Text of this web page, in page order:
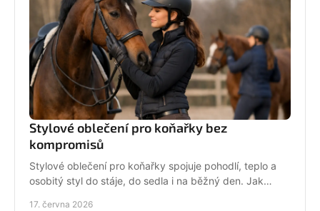
Stylové oblečení pro koňařky bez
kompromisů
Stylové oblečení pro koňařky spojuje pohodlí, teplo a
osobitý styl do stáje, do sedla i na běžný den. Jak
17. června 2026